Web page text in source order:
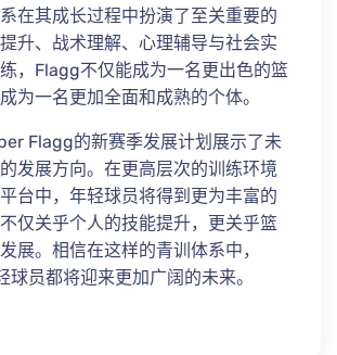
在其成长过程中扮演了至关重要的
升、战术理解、心理辅导与社会实
，Flagg不仅能成为一名更出色的篮
为一名更加全面和成熟的个体。
Flagg的新赛季发展计划展示了未
发展方向。在更高层次的训练环境
台中，年轻球员将得到更为丰富的
仅关乎个人的技能提升，更关乎篮
展。相信在这样的青训体系中，
球员都将迎来更加广阔的未来。